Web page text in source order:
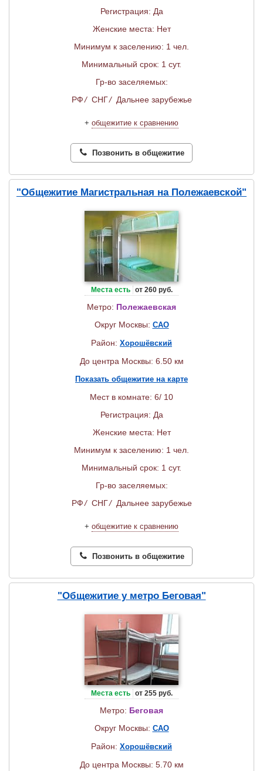
Регистрация: Да
Женские места: Нет
Минимум к заселению: 1 чел.
Минимальный срок: 1 сут.
Гр-во заселяемых:
РФ/ СНГ/ Дальнее зарубежье
+ общежитие к сравнению
Позвонить в общежитие
"Общежитие Магистральная на Полежаевской"
Места есть от 260 руб.
Метро: Полежаевская
Округ Москвы: САО
Район: Хорошёвский
До центра Москвы: 6.50 км
Показать общежитие на карте
Мест в комнате: 6/ 10
Регистрация: Да
Женские места: Нет
Минимум к заселению: 1 чел.
Минимальный срок: 1 сут.
Гр-во заселяемых:
РФ/ СНГ/ Дальнее зарубежье
+ общежитие к сравнению
Позвонить в общежитие
"Общежитие у метро Беговая"
Места есть от 255 руб.
Метро: Беговая
Округ Москвы: САО
Район: Хорошёвский
До центра Москвы: 5.70 км